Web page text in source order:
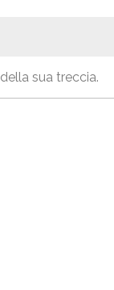
sua treccia.